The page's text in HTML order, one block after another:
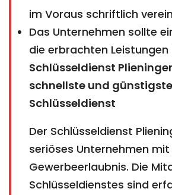
im Voraus schriftlich
Das Unternehmen sollte
die erbrachten Leistungen
Schlüsseldienst
schnellste und günstigste
Schlüsseldienst
Der Schlüsseldienst
seriöses Unternehmen
Gewerbeerlaubnis. Die
Schlüsseldienstes sind